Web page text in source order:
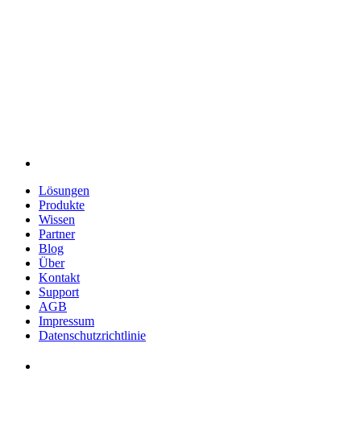
Lösungen
Produkte
Wissen
Partner
Blog
Über
Kontakt
Support
AGB
Impressum
Datenschutzrichtlinie